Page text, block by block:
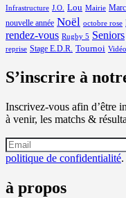
Infrastructure J.O. Lou Mairie
nouvelle année Noël octobre rose
rendez-vous Rugby 5 Seniors
reprise Stage E.D.R. Tournoi Vidéo
S’inscrire à
Inscrivez-vous afin d’être
à venir, les matchs &
politique de confidentialité.
à propos